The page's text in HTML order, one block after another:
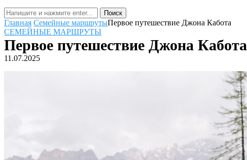
Поиск
Главная Семейные маршрутыПервое путешествие Джона Кабота
СЕМЕЙНЫЕ МАРШРУТЫ
Первое путешествие Джона Кабота
11.07.2025